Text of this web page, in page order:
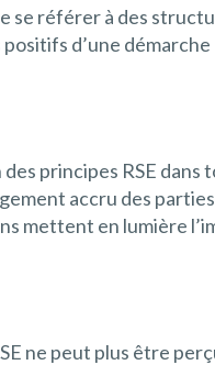
se référer à des
d’une
principes RSE dans
accru des
mettent en lumière
ne peut plus être